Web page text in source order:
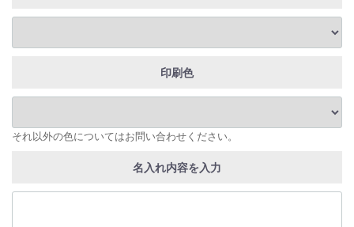
印刷色
それ以外の色についてはお問い合わせください。
名入れ内容を入力